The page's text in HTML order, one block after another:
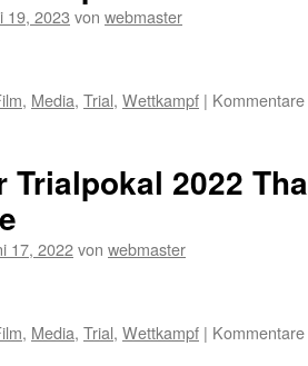
19, 2023 von webmaster
, Media, Trial, Wettkampf |
Trialpokal 2022
17, 2022von webmaster
, Media, Trial, Wettkampf |